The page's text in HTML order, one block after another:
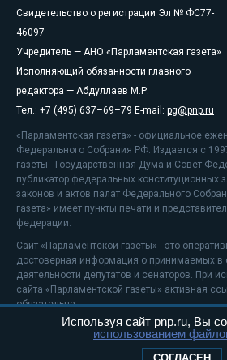
Свидетельство о регистрации Эл № ФС77-
46097
Учредитель — АНО «Парламентская газета»
Исполняющий обязанности главного
редактора — Абдуллаев М.Р.
Тел.: +7 (495) 637–69–79 E-mail: pg@pnp.ru
«Парламентская газета» - официальное
Федерального Собрания РФ. Издается с
газеты - Государственная Дума и Совет
публикатор федеральных конституционных
законов и актов палат Федерального
газета» имеет пункты печати и
федерации.
Сайт «Парламентской газеты» - это
достоверная информация о принимаемых в
деятельности депутатов и сенаторов. При
сайта «Парламентской газеты» активная
обязательна.
На информационном ресурсе применяются
Положение о защите персональных данных
Используя сайт pnp.ru, Вы
использованием